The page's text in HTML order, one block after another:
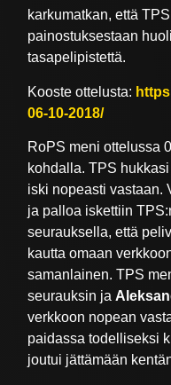
karkumatkan, että
painostuksestaan
tasapelipistettä.
Kooste ottelusta:
06-10-2018/
RoPS meni ottelussa
kohdalla. TPS
iski nopeasti vastaan.
ja palloa iskettiin
seurauksella, että
kautta omaan
samanlainen. TPS
seurauksin ja
verkkoon nopean
paidassa todelliseksi
joutui jättämään